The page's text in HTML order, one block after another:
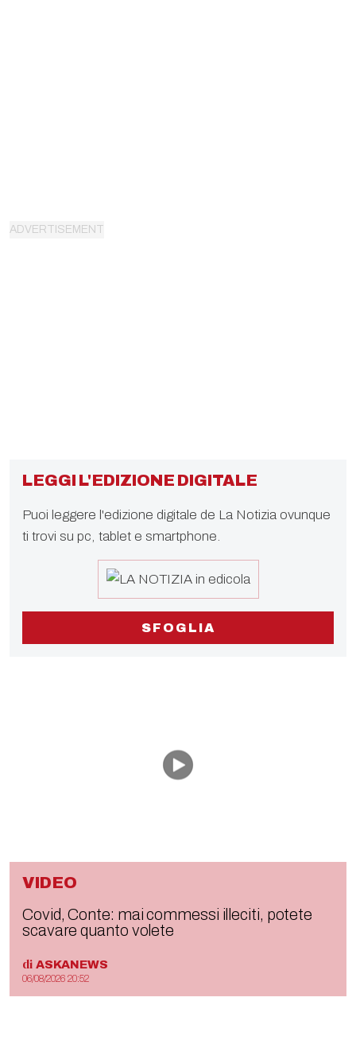
LEGGI L'EDIZIONE DIGITALE
Puoi leggere l'edizione digitale de La Notizia ovunque
ti trovi su pc, tablet e smartphone.
SFOGLIA
VIDEO
Covid, Conte: mai commessi illeciti, potete
scavare quanto volete
di ASKANEWS
06/08/2026 20:52